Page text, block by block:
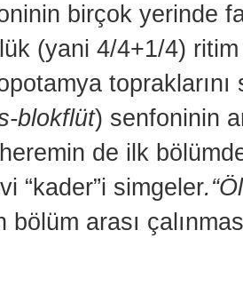
birçok yerinde
(yani 4/4+1/4)
blokflüt) senfoninin
de ilk
“kader”i simgeler
bölüm arası